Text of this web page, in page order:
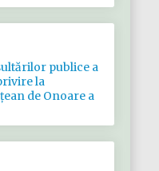
publice a
la
de Onoare a